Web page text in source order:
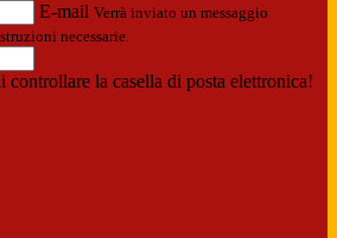
E-mail Verrà inviato un messaggio
necessarie.
controllare la casella di posta elettronica!